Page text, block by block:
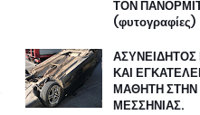
ΤΟΝ
(φυτογραφίες)
ΚΑΙ
ΜΑΘΗΤΗ ΣΤΗΝ
ΜΕΣΣΗΝΙΑΣ.